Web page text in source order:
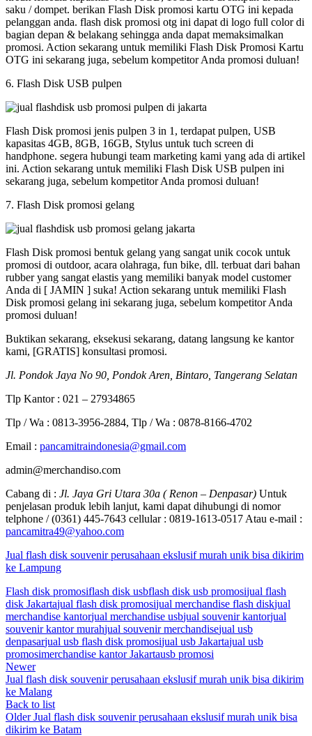
saku / dompet. berikan Flash Disk promosi kartu OTG ini kepada
pelanggan anda. flash disk promosi otg ini dapat di logo full color di
bagian depan & belakang sehingga anda dapat memaksimalkan
promosi. Action sekarang untuk memiliki Flash Disk Promosi Kartu
OTG ini sekarang juga, sebelum kompetitor Anda promosi duluan!
6. Flash Disk USB pulpen
Flash Disk promosi jenis pulpen 3 in 1, terdapat pulpen, USB
kapasitas 4GB, 8GB, 16GB, Stylus untuk tuch screen di
handphone. segera hubungi team marketing kami yang ada di artikel
ini. Action sekarang untuk memiliki Flash Disk USB pulpen ini
sekarang juga, sebelum kompetitor Anda promosi duluan!
7. Flash Disk promosi gelang
Flash Disk promosi bentuk gelang yang sangat unik cocok untuk
promosi di outdoor, acara olahraga, fun bike, dll. terbuat dari bahan
rubber yang sangat elastis yang memiliki banyak model customer
Anda di [ JAMIN ] suka! Action sekarang untuk memiliki Flash
Disk promosi gelang ini sekarang juga, sebelum kompetitor Anda
promosi duluan!
Buktikan sekarang, eksekusi sekarang, datang langsung ke kantor
kami, [GRATIS] konsultasi promosi.
Jl. Pondok Jaya No 90, Pondok Aren, Bintaro, Tangerang Selatan
Tlp Kantor : 021 – 27934865
Tlp / Wa : 0813-3956-2884, Tlp / Wa : 0878-8166-4702
Email : pancamitraindonesia@gmail.com
admin@merchandiso.com
Cabang di : Jl. Jaya Gri Utara 30a ( Renon – Denpasar) Untuk
penjelasan produk lebih lanjut, kami dapat dihubungi di nomor
telphone / (0361) 445-7643 cellular : 0819-1613-0517 Atau e-mail :
pancamitra49@yahoo.com
Jual flash disk souvenir perusahaan ekslusif murah unik bisa dikirim
ke Lampung
Flash disk promosiflash disk usbflash disk usb promosijual flash
disk Jakartajual flash disk promosijual merchandise flash diskjual
merchandise kantorjual merchandise usbjual souvenir kantorjual
souvenir kantor murahjual souvenir merchandisejual usb
denpasarjual usb flash disk promosijual usb Jakartajual usb
promosimerchandise kantor Jakartausb promosi
Newer
Jual flash disk souvenir perusahaan ekslusif murah unik bisa dikirim
ke Malang
Back to list
Older Jual flash disk souvenir perusahaan ekslusif murah unik bisa
dikirim ke Batam